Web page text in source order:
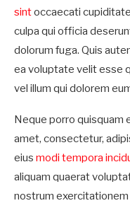
sintoccaecati
culpa qui officia
dolorum fuga. Quis
ea voluptate velit esse
vel illum qui dolorem
Neque porro quisquam
amet, consectetur,
eius modi tempora
aliquam quaerat
nostrum